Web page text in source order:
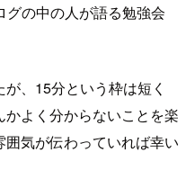
グの中の人が語る勉強会
、15分という枠は短く
よく分からないことを楽
気が伝わっていれば幸い